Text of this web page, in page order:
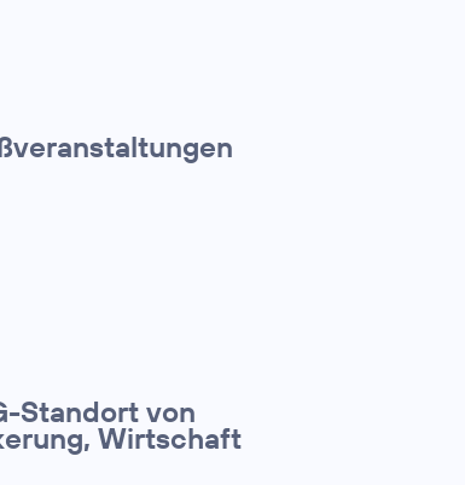
Standort von
Wirtschaft